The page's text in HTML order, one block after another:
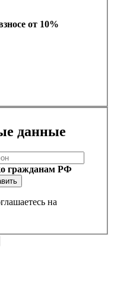
от 10%
данные
гражданам РФ
на